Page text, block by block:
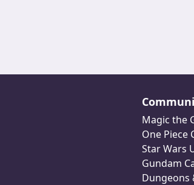
Magic the
One Piece
Star Wars
Gundam
Dungeons